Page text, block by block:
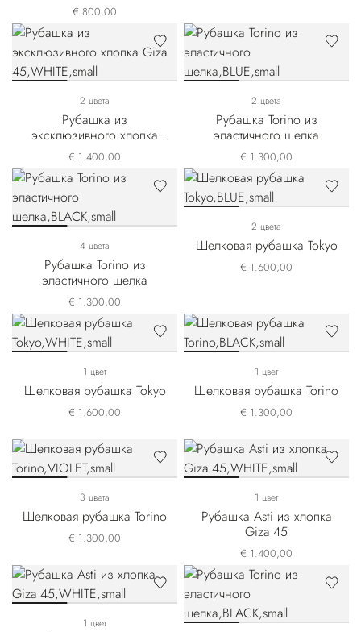
€ 800,00
2 цвета
Рубашка из
эксклюзивного хлопка
Giza 45
€ 1.400,00
2 цвета
Рубашка Torino из
эластичного шелка
€ 1.300,00
4 цвета
Рубашка Torino из
эластичного шелка
€ 1.300,00
2 цвета
Шелковая рубашка Tokyo
€ 1.600,00
1 цвет
Шелковая рубашка Tokyo
€ 1.600,00
1 цвет
Шелковая рубашка Torino
€ 1.300,00
3 цвета
Шелковая рубашка Torino
€ 1.300,00
1 цвет
Рубашка Asti из хлопка
Giza 45
€ 1.400,00
1 цвет